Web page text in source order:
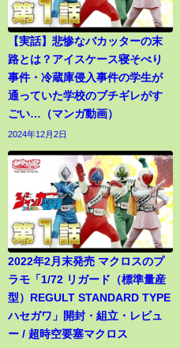
【実話】悲惨なバカッターの末
路とは？アイスケース寝そべり
事件・冷蔵庫侵入事件の学生が
通っていた学校のブチギレがす
ごい…（マンガ動画）
2024年12月2日
2022年2月末発売 マクロスのプ
ラモ「1/72 リガード（標準量産
型）REGULT STANDARD TYPE
ハセガワ」開封・組立・レビュ
ー / 超時空要塞マクロス